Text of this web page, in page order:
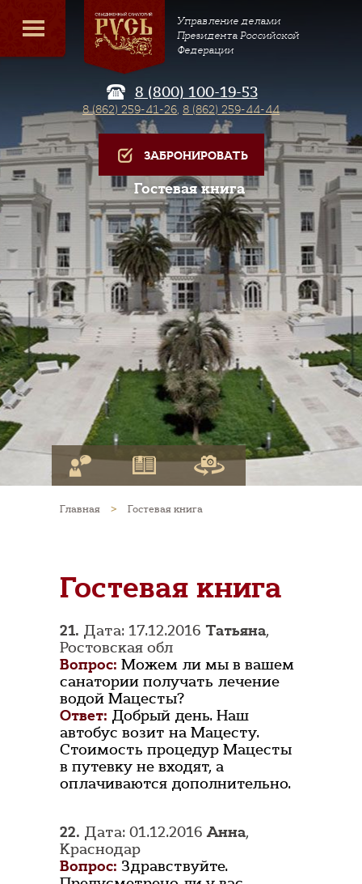
Управление делами
Президента Российской
Федерации
8 (800) 100-19-53
8 (862) 259-41-26, 8 (862) 259-44-44
ЗАБРОНИРОВАТЬ
Гостевая книга
Главная > Гостевая книга
Гостевая книга
21. Дата: 17.12.2016 Татьяна,
Ростовская обл
Вопрос: Можем ли мы в вашем
санатории получать лечение
водой Мацесты?
Ответ: Добрый день. Наш
автобус возит на Мацесту.
Стоимость процедур Мацесты
в путевку не входят, а
оплачиваются дополнительно.
22. Дата: 01.12.2016Анна,
Краснодар
Вопрос: Здравствуйте.